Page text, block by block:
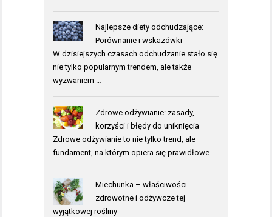
Najlepsze diety odchudzające:
Porównanie i wskazówki
W dzisiejszych czasach odchudzanie stało się
nie tylko popularnym trendem, ale także
wyzwaniem …
Zdrowe odżywianie: zasady,
korzyści i błędy do uniknięcia
Zdrowe odżywianie to nie tylko trend, ale
fundament, na którym opiera się prawidłowe …
Miechunka – właściwości
zdrowotne i odżywcze tej
wyjątkowej rośliny